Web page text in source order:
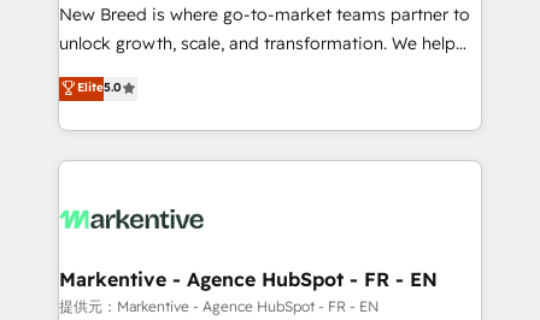
Marketo・Pardot等からの移行、カスタム設計、履歴
データ移行と活用設計まで。 ▸ AEO対応：ChatGPT・
ンツとサイト構造を最適化。 🏆 なぜ100incを選ぶの
か？ ✓ HubSpot Eliteパートナー認定 ✓ HubSpotアワ
ード受賞・HUGリーダー ✓ ISO27001:2022 /
HubSpot大百科 出版 CRM・AI活用に関するご相談、現
せください。
to automate growth. 🏆 Elite Excellence - 8 platform
accreditations and deep HIPAA-compliance
expertise. - A team of 250+ experts dedicated to
your resilient growth.
New Breed is where go-to-market teams partner to
unlock growth, scale, and transformation. We help
companies activate HubSpot’s AI-powered
customer platform and operationalize HubSpot’s
Loop Marketing framework through expert-led
services, smart agents, and purpose-built apps,
results, fast. ⚙️CRM & RevOps: Align all Hubs to your
🎯Demand Gen & ABM: Drive pipeline with inbound,
ABM, AEO, SEO, & paid media. 👩‍💻Web Design:
Elite5.0
Markentive - Agence HubSpot - FR - EN
提供元：Markentive - Agence HubSpot - FR - EN